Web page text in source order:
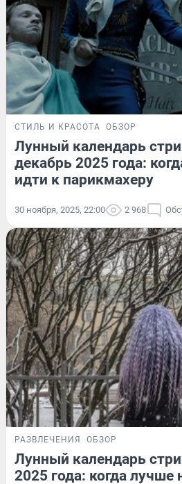
СТИЛЬ И КРАСОТА ОБЗОР
Лунный календарь
декабрь 2025 года:
идти к парикмахеру
30 ноября, 2025, 22:00 2 968
РАЗВЛЕЧЕНИЯ ОБЗОР
Лунный календарь
2025 года: когда лучше